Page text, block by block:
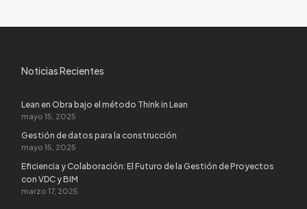
Noticias Recientes
Lean en Obra bajo el método Think in Lean
mayo 15, 2025
Gestión de datos para la construcción
mayo 15, 2025
Eficiencia y Colaboración: El Futuro de la Gestión de Proyectos
con VDC y BIM
marzo 17, 2025